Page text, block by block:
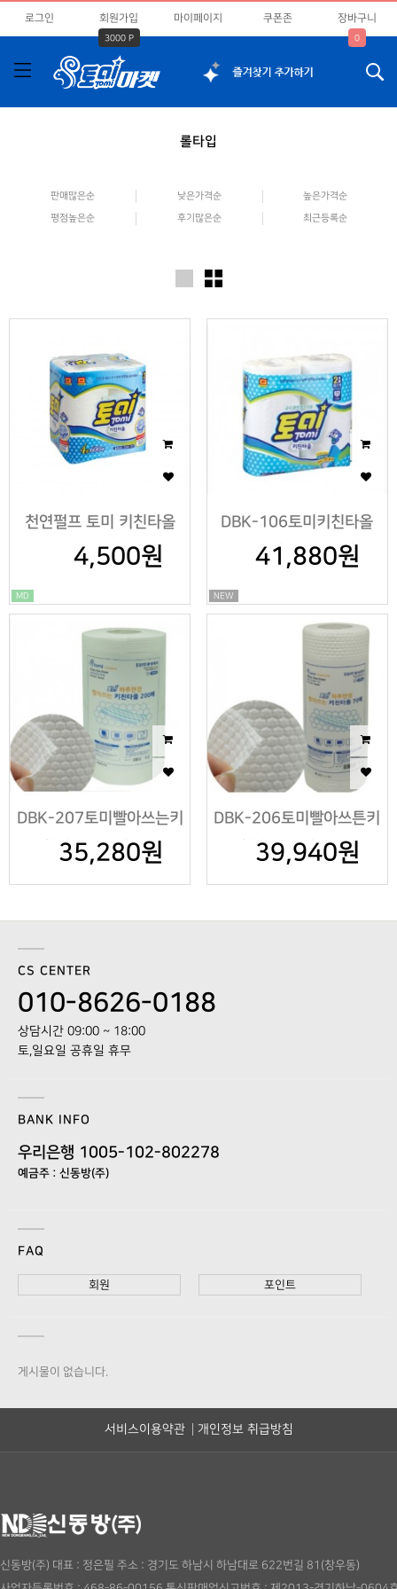
로그인 회원가입
3000 P
마이페이지 쿠폰존 장바구니
0
롤타입
판매많은순 낮은가격순 높은가격순
평점높은순 후기많은순 최근등록순
천연펄프 토미 키친타올
150매
4,500원
MD
DBK-106토미키친타올
130매*2롤*20팩
41,880원
NEW
DBK-207토미빨아쓰는키
친타올200매*2롤
35,280원
DBK-206토미빨아쓰튼키
친타올70매*12롤
39,940원
CS CENTER
010-8626-0188
상담시간 09:00 ~ 18:00
토,일요일 공휴일 휴무
BANK INFO
우리은행 1005-102-802278
예금주 : 신동방(주)
FAQ
회원 포인트
게시물이 없습니다.
서비스이용약관 개인정보 취급방침
신동방(주) 대표 : 정은필 주소 : 경기도 하남시 하남대로 622번길 81(창우동)